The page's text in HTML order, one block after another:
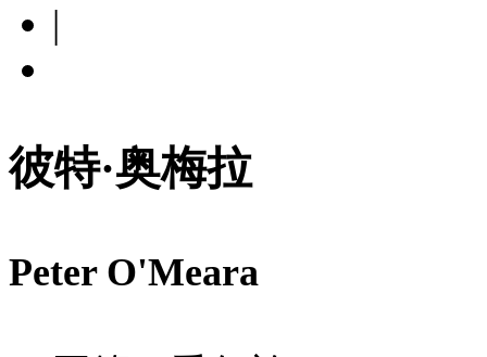
|
彼特·奥梅拉
Peter O'Meara